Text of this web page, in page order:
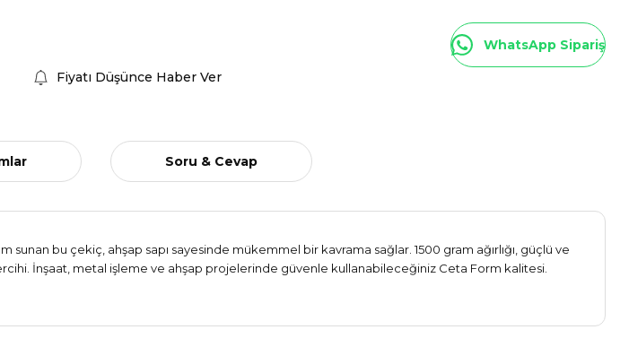
WhatsApp Sipariş
Fiyatı Düşünce Haber Ver
Soru & Cevap
sunan bu çekiç, ahşap sapı sayesinde mükemmel bir kavrama sağlar. 1500 gram ağırlığı, güçlü ve
İnşaat, metal işleme ve ahşap projelerinde güvenle kullanabileceğiniz Ceta Form kalitesi.